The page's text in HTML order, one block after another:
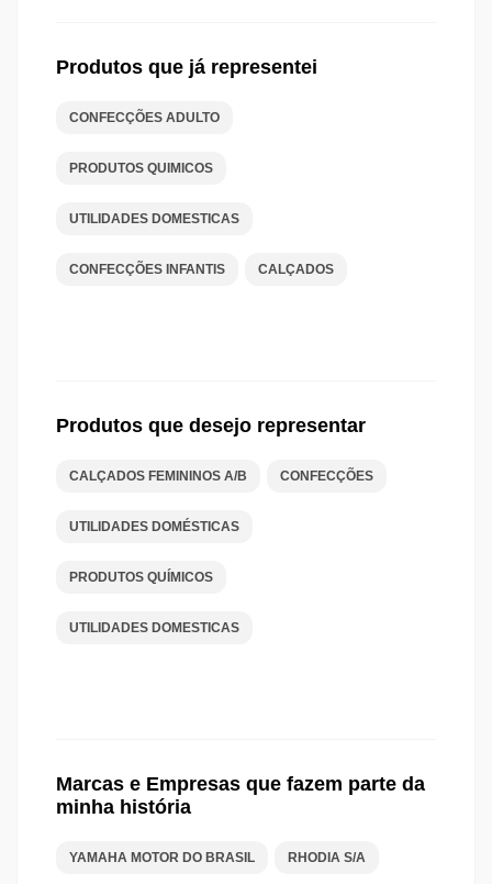
Produtos que já representei
CONFECÇÕES ADULTO
PRODUTOS QUIMICOS
UTILIDADES DOMESTICAS
CONFECÇÕES INFANTIS CALÇADOS
Produtos que desejo representar
CALÇADOS FEMININOS A/B CONFECÇÕES
UTILIDADES DOMÉSTICAS
PRODUTOS QUÍMICOS
UTILIDADES DOMESTICAS
Marcas e Empresas que fazem parte da
minha história
YAMAHA MOTOR DO BRASIL RHODIA S/A